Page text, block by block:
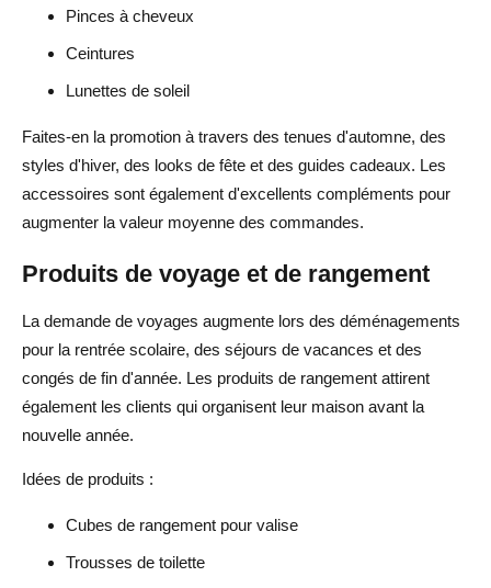
Pinces à cheveux
Ceintures
Lunettes de soleil
Faites-en la promotion à travers des tenues d'automne, des
styles d'hiver, des looks de fête et des guides cadeaux. Les
accessoires sont également d'excellents compléments pour
augmenter la valeur moyenne des commandes.
Produits de voyage et de rangement
La demande de voyages augmente lors des déménagements
pour la rentrée scolaire, des séjours de vacances et des
congés de fin d'année. Les produits de rangement attirent
également les clients qui organisent leur maison avant la
nouvelle année.
Idées de produits :
Cubes de rangement pour valise
Trousses de toilette